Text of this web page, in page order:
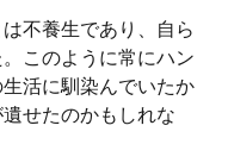
不養生であり、自ら
このように常にハン
活に馴染んでいたか
せたのかもしれな